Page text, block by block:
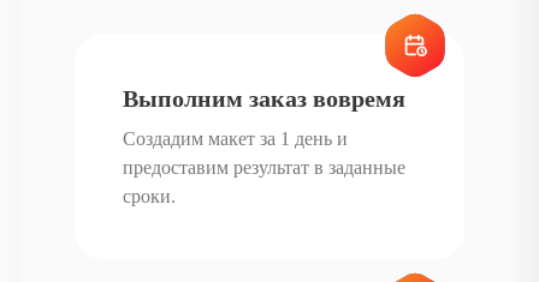
Выполним заказ вовремя
Создадим макет за 1 день и
предоставим результат в заданные
сроки.